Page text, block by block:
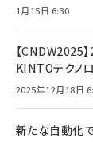
1月15日 6:30
【CNDW2025
KINTOテクノ
2025年12月18日
新たな自動化